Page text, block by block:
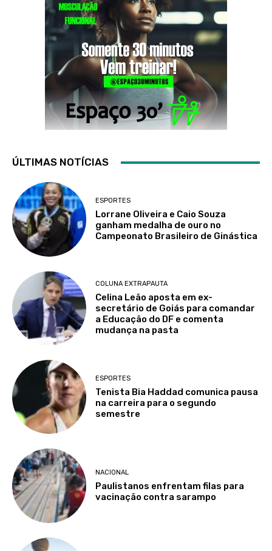
ÚLTIMAS NOTÍCIAS
ESPORTES
Lorrane Oliveira e Caio Souza
ganham medalha de ouro no
Campeonato Brasileiro de Ginástica
COLUNA EXTRAPAUTA
Celina Leão aposta em ex-
secretário de Goiás para comandar
a Educação do DF e comenta
mudança na pasta
ESPORTES
Tenista Bia Haddad comunica pausa
na carreira para o segundo
semestre
NACIONAL
Paulistanos enfrentam filas para
vacinação contra sarampo